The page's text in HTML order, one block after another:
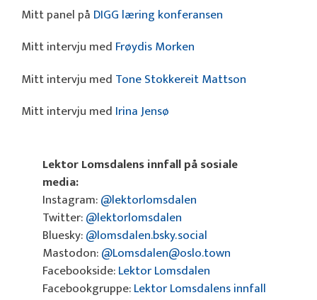
Mitt panel på DIGG læring konferansen
Mitt intervju med Frøydis Morken
Mitt intervju med Tone Stokkereit Mattson
Mitt intervju med Irina Jensø
Lektor Lomsdalens innfall på sosiale
media:
Instagram:@lektorlomsdalen
Twitter:@lektorlomsdalen
Bluesky:@lomsdalen.bsky.social
Mastodon:@Lomsdalen@oslo.town
Facebookside:Lektor Lomsdalen
Facebookgruppe:Lektor Lomsdalens innfall